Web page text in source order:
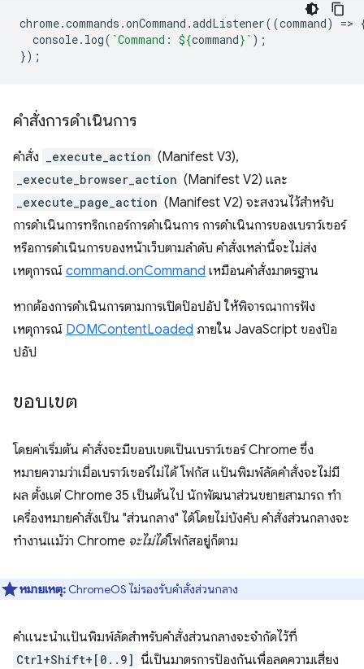
chrome.commands .onCommand .addListener((command) =>
console. log( `Command: ${command} ` );
});
คำสั่งการดำเนินการ
คำสั่ง _execute_action (Manifest V3),
_execute_browser_action (Manifest V2) และ
_execute_page_action (Manifest V2) จะสงวนไว้สำหรับ
การดำเนินการทริกเกอร์การดำเนินการ การดำเนินการของเบราว์เซอร์
หรือการดำเนินการของหน้าเว็บตามลำดับ คำสั่งเหล่านี้จะไม่ส่ง
เหตุการณ์ command.onCommand เหมือนคำสั่งมาตรฐาน
หากต้องการดำเนินการตามการเปิดป๊อปอัป ให้พิจารณาการฟัง
เหตุการณ์ DOMContentLoaded ภายใน JavaScript ของป๊อ
ปอัป
ขอบเขต
โดยค่าเริ่มต้น คำสั่งจะมีขอบเขตเป็นเบราว์เซอร์ Chrome ซึ่ง
หมายความว่าเมื่อเบราว์เซอร์ไม่ได้ โฟกัส แป้นพิมพ์ลัดคำสั่งจะไม่มี
ผล ตั้งแต่ Chrome 35 เป็นต้นไป นักพัฒนาส่วนขยายสามารถ ทำ
เครื่องหมายคำสั่งเป็น "ส่วนกลาง" ได้โดยไม่บังคับ คำสั่งส่วนกลางจะ
ทำงานแม้ว่า Chrome จะไม่ได้โฟกัสอยู่ก็ตาม
หมายเหตุ: ChromeOS ไม่รองรับคำสั่งส่วนกลาง
คำแนะนำแป้นพิมพ์ลัดสำหรับคำสั่งส่วนกลางจะจำกัดไว้ที่
Ctrl+Shift+[0..9] นี่เป็นมาตรการป้องกันเพื่อลดความเสี่ยง